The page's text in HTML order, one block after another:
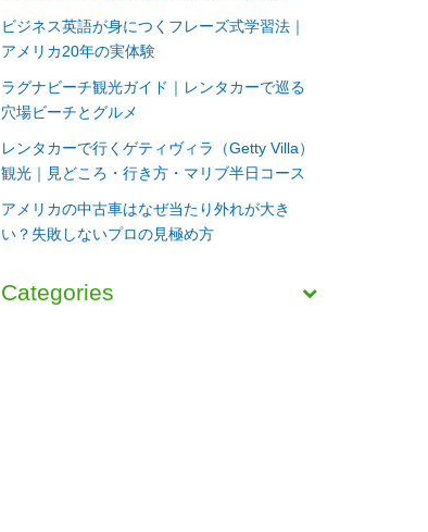
ビジネス英語が身につくフレーズ式学習法｜
アメリカ20年の実体験
ラグナビーチ観光ガイド｜レンタカーで巡る
穴場ビーチとグルメ
レンタカーで行くゲティヴィラ（Getty Villa）
観光｜見どころ・行き方・マリブ半日コース
アメリカの中古車はなぜ当たり外れが大き
い？失敗しないプロの見極め方
Categories